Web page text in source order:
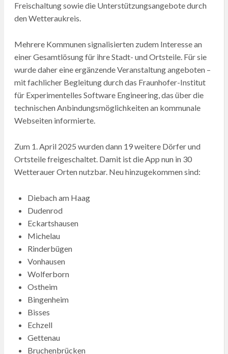
Freischaltung sowie die Unterstützungsangebote durch
den Wetteraukreis.
Mehrere Kommunen signalisierten zudem Interesse an
einer Gesamtlösung für ihre Stadt- und Ortsteile. Für sie
wurde daher eine ergänzende Veranstaltung angeboten –
mit fachlicher Begleitung durch das Fraunhofer-Institut
für Experimentelles Software Engineering, das über die
technischen Anbindungsmöglichkeiten an kommunale
Webseiten informierte.
Zum 1. April 2025 wurden dann 19 weitere Dörfer und
Ortsteile freigeschaltet. Damit ist die App nun in 30
Wetterauer Orten nutzbar. Neu hinzugekommen sind:
Diebach am Haag
Dudenrod
Eckartshausen
Michelau
Rinderbügen
Vonhausen
Wolferborn
Ostheim
Bingenheim
Bisses
Echzell
Gettenau
Bruchenbrücken